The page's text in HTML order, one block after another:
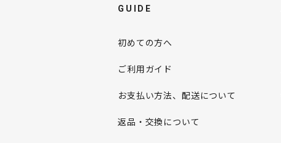
GUIDE
初めての方へ
ご利用ガイド
お支払い方法、配送について
返品・交換について